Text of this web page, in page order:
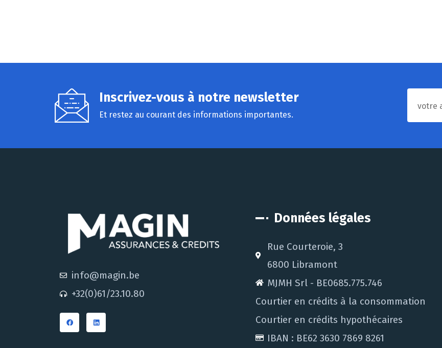
Inscrivez-vous à notre newsletter
Et restez au courant des informations importantes.
info@magin.be
+32(0)61/23.10.80
Données légales
Rue Courteroie, 3
6800 Libramont
MJMH Srl - BE0685.775.746
Courtier en crédits à la consommation
Courtier en crédits hypothécaires
IBAN : BE62 3630 7869 8261